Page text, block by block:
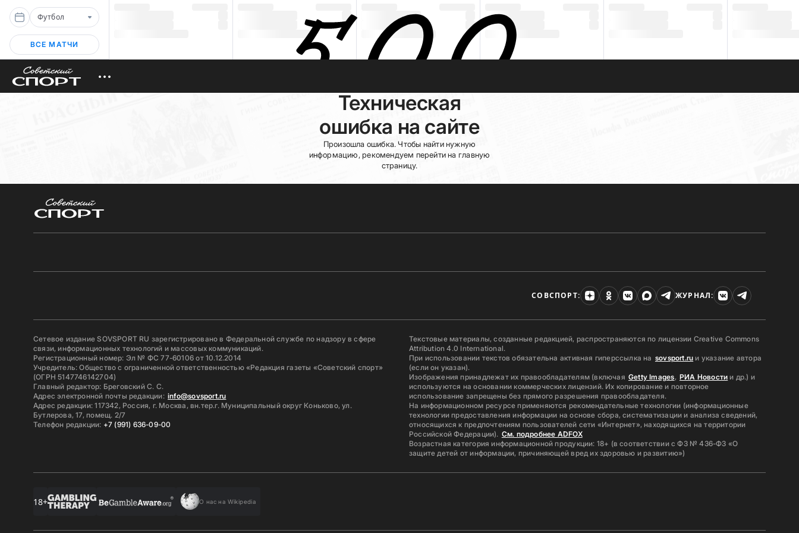
Футбол
ВСЕ МАТЧИ
Техническая
ошибка на сайте
Произошла ошибка. Чтобы найти нужную
информацию, рекомендуем перейти на главную
страницу.
СОВСПОРТ: ЖУРНАЛ:
Сетевое издание SOVSPORT RU зарегистрировано в Федеральной службе по надзору в сфере
связи, информационных технологий и массовых коммуникаций.
Регистрационный номер: Эл № ФС 77-60106 от 10.12.2014
Учредитель: Общество с ограниченной ответственностью «Редакция газеты «Советский спорт»
(ОГРН 5147746142704)
Главный редактор: Бреговский С. С.
Адрес электронной почты редакции: info@sovsport.ru
Адрес редакции: 117342, Россия, г. Москва, вн.тер.г. Муниципальный округ Коньково, ул.
Бутлерова, 17, помещ. 2/7
Телефон редакции: +7 (991) 636-09-00
Текстовые материалы, созданные редакцией, распространяются по лицензии Creative Commons
Attribution 4.0 International.
При использовании текстов обязательна активная гиперссылка на sovsport.ru и указание автора
(если он указан).
Изображения принадлежат их правообладателям (включая Getty Images, РИА Новости и др.) и
используются на основании коммерческих лицензий. Их копирование и повторное
использование запрещены без прямого разрешения правообладателя.
На информационном ресурсе применяются рекомендательные технологии (информационные
технологии предоставления информации на основе сбора, систематизации и анализа сведений,
относящихся к предпочтениям пользователей сети «Интернет», находящихся на территории
Российской Федерации). См. подробнее ADFOX
Возрастная категория информационной продукции: 18+ (в соответствии с ФЗ № 436-ФЗ «О
защите детей от информации, причиняющей вред их здоровью и развитию»)
18+ О нас на Wikipedia